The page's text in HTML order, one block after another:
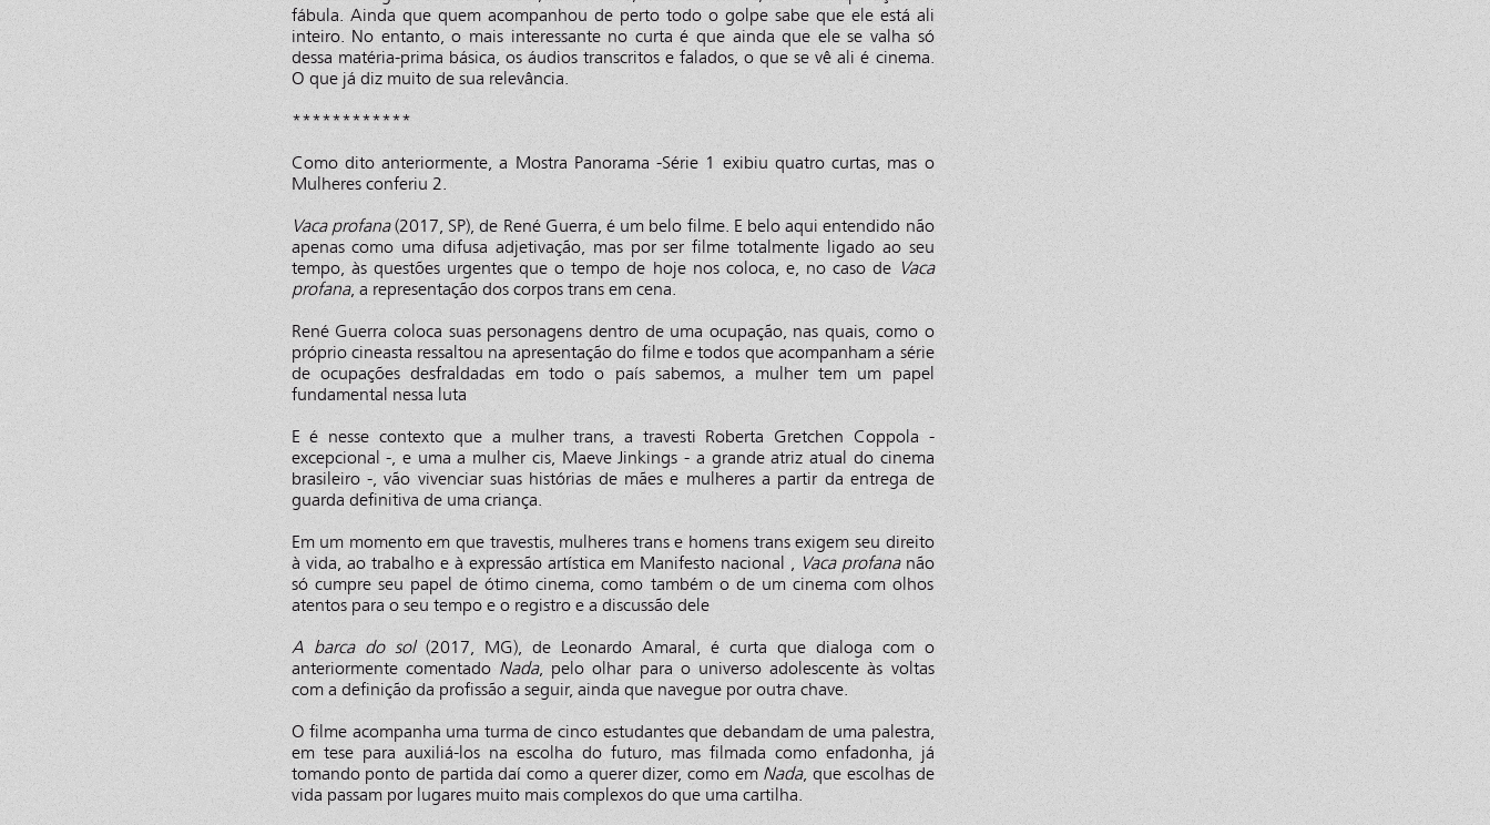
fábula. Ainda que quem acompanhou de perto todo o golpe sabe que ele está ali
inteiro. No entanto, o mais interessante no curta é que ainda que ele se valha só
dessa matéria-prima básica, os áudios transcritos e falados, o que se vê ali é cinema.
O que já diz muito de sua relevância.
************
Como dito anteriormente, a Mostra Panorama -Série 1 exibiu quatro curtas, mas o
Mulheres conferiu 2.
Vaca profana(2017, SP), de René Guerra, é um belo filme. E belo aqui entendido não
apenas como uma difusa adjetivação, mas por ser filme totalmente ligado ao seu
tempo, às questões urgentes que o tempo de hoje nos coloca, e, no caso de Vaca
profana, a representação dos corpos trans em cena.
René Guerra coloca suas personagens dentro de uma ocupação, nas quais, como o
próprio cineasta ressaltou na apresentação do filme e todos que acompanham a série
de ocupações desfraldadas em todo o país sabemos, a mulher tem um papel
fundamental nessa luta
E é nesse contexto que a mulher trans, a travesti Roberta Gretchen Coppola -
excepcional -, e uma a mulher cis, Maeve Jinkings - a grande atriz atual do cinema
brasileiro -, vão vivenciar suas histórias de mães e mulheres a partir da entrega de
guarda definitiva de uma criança.
Em um momento em que travestis, mulheres trans e homens trans exigem seu direito
à vida, ao trabalho e à expressão artística em Manifesto nacional , Vaca profananão
só cumpre seu papel de ótimo cinema, como também o de um cinema com olhos
atentos para o seu tempo e o registro e a discussão dele
A barca do sol(2017, MG), de Leonardo Amaral, é curta que dialoga com o
anteriormente comentado Nada, pelo olhar para o universo adolescente às voltas
com a definição da profissão a seguir, ainda que navegue por outra chave.
O filme acompanha uma turma de cinco estudantes que debandam de uma palestra,
em tese para auxiliá-los na escolha do futuro, mas filmada como enfadonha, já
tomando ponto de partida daí como a querer dizer, como em Nada, que escolhas de
vida passam por lugares muito mais complexos do que uma cartilha.